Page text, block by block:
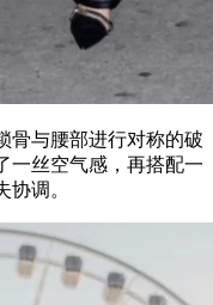
与腰部进行对称的破
一丝空气感，再搭配一
调。